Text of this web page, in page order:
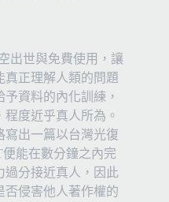
出世與免費使用，讓
真正理解人類的問題
資料的內化訓練，
度近乎真人所為。
寫出一篇以台灣光復
能在數分鐘之內完
過分接近真人，因此
否侵害他人著作權的